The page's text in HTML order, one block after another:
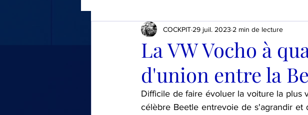
ÉVÉNEMENTS AUTOMOBILES ESSAIS
LE TOUR DE MA VOITURE
La VW Vocho à
d'union entre la
COCKPIT 29 juil. 2023 2 min de lecture
Difficile de faire évoluer la voiture la plus
célèbre Beetle entrevoie de s'agrandir